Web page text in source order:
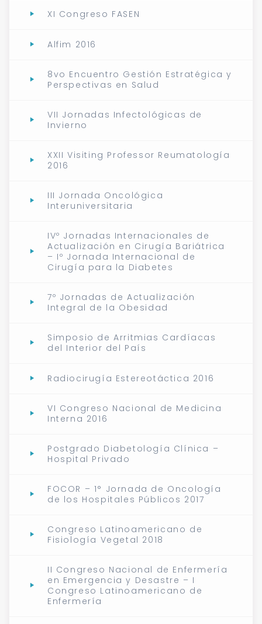
XI Congreso FASEN
Alfim 2016
8vo Encuentro Gestión Estratégica y
Perspectivas en Salud
VII Jornadas Infectológicas de
Invierno
XXII Visiting Professor Reumatología
2016
III Jornada Oncológica
Interuniversitaria
IVº Jornadas Internacionales de
Actualización en Cirugía Bariátrica
– Iº Jornada Internacional de
Cirugía para la Diabetes
7º Jornadas de Actualización
Integral de la Obesidad
Simposio de Arritmias Cardíacas
del Interior del País
Radiocirugía Estereotáctica 2016
VI Congreso Nacional de Medicina
Interna 2016
Postgrado Diabetología Clínica –
Hospital Privado
FOCOR – 1° Jornada de Oncología
de los Hospitales Públicos 2017
Congreso Latinoamericano de
Fisiología Vegetal 2018
II Congreso Nacional de Enfermería
en Emergencia y Desastre – I
Congreso Latinoamericano de
Enfermería